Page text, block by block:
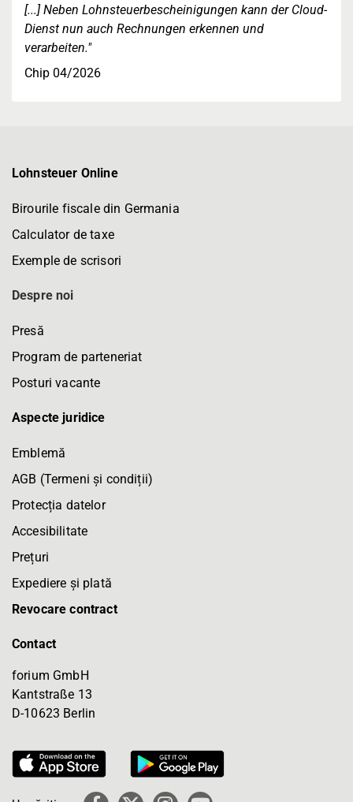
[...] Neben Lohnsteuerbescheinigungen kann der Cloud-
Dienst nun auch Rechnungen erkennen und
verarbeiten."
Chip 04/2026
Lohnsteuer Online
Birourile fiscale din Germania
Calculator de taxe
Exemple de scrisori
Despre noi
Presă
Program de parteneriat
Posturi vacante
Aspecte juridice
Emblemă
AGB (Termeni și condiții)
Protecția datelor
Accesibilitate
Prețuri
Expediere și plată
Revocare contract
Contact
forium GmbH
Kantstraße 13
D-10623 Berlin